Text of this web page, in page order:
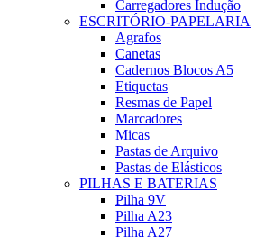
Carregadores Indução
ESCRITÓRIO-PAPELARIA
Agrafos
Canetas
Cadernos Blocos A5
Etiquetas
Resmas de Papel
Marcadores
Micas
Pastas de Arquivo
Pastas de Elásticos
PILHAS E BATERIAS
Pilha 9V
Pilha A23
Pilha A27